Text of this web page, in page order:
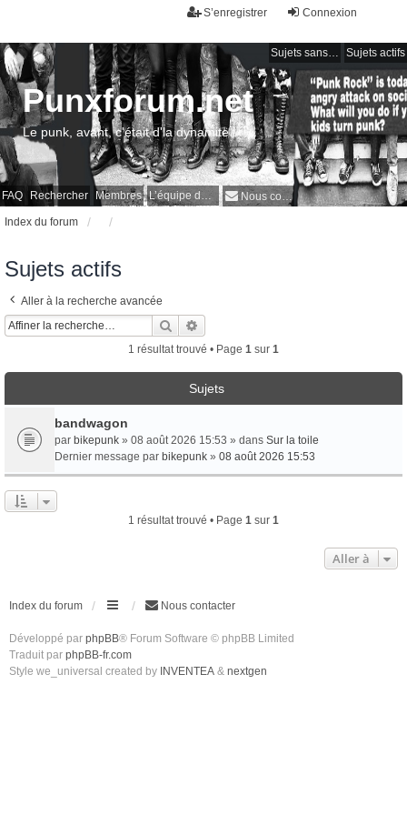
Connexion
S’enregistrer
Sujets sans réponse Sujets actifs
FAQ Rechercher Membres L’équipe du forum Nous contacter
Punxforum.net
Le punk, avant, c'était d'la dynamite !
Index du forum
Sujets actifs
Aller à la recherche avancée
Rechercher
1 résultat trouvé • Page 1 sur 1
Sujets
bandwagon
par bikepunk » 08 août 2026 15:53 » dans Sur la toile
Dernier message par bikepunk » 08 août 2026 15:53
1 résultat trouvé • Page 1 sur 1
Aller à
Index du forum Nous contacter
Développé par phpBB® Forum Software © phpBB Limited
Traduit par phpBB-fr.com
Style we_universal created by INVENTEA & nextgen